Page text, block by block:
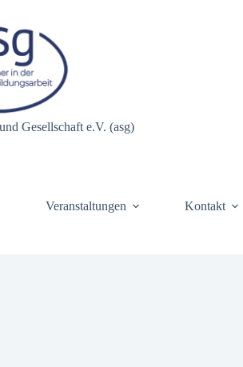
Gesellschaft e.V. (asg)
Veranstaltungen Kontakt